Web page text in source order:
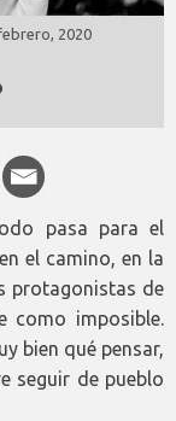
2020
pasa para el
el camino, en la
protagonistas de
como imposible.
bien qué pensar,
seguir de pueblo